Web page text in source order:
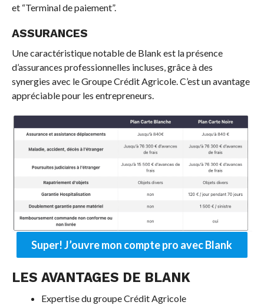
et “Terminal de paiement”.
ASSURANCES
Une caractéristique notable de Blank est la présence
d’assurances professionnelles incluses, grâce à des
synergies avec le Groupe Crédit Agricole. C’est un avantage
appréciable pour les entrepreneurs.
Super! J’ouvre mon compte pro avec Blank
LES AVANTAGES DE BLANK
Expertise du groupe Crédit Agricole